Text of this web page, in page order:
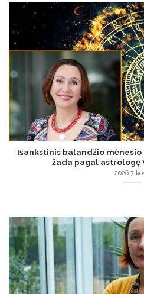
Išankstinis balandžio mėnesio
žada pagal astrologę
2026 7